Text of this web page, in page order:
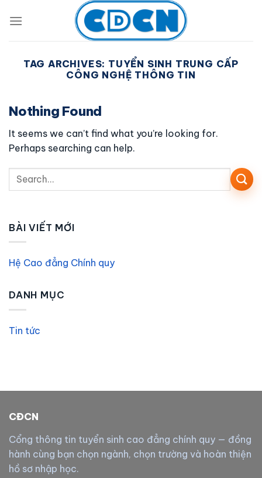
TAG ARCHIVES: TUYỂN SINH TRUNG CẤP
CÔNG NGHỆ THÔNG TIN
Nothing Found
It seems we can’t find what you’re looking for.
Perhaps searching can help.
BÀI VIẾT MỚI
Hệ Cao đẳng Chính quy
DANH MỤC
Tin tức
CĐCN
Cổng thông tin tuyển sinh cao đẳng chính quy — đồng
hành cùng bạn chọn ngành, chọn trường và hoàn thiện
hồ sơ nhập học.